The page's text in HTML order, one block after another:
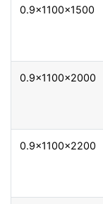
0.9x1100x1500
0.9x1100x2000
0.9x1100x2200